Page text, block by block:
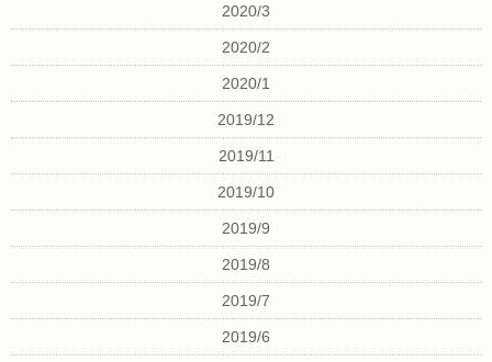
2020/3
2020/2
2020/1
2019/12
2019/11
2019/10
2019/9
2019/8
2019/7
2019/6